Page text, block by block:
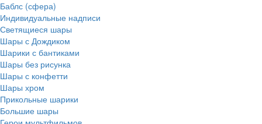
Баблс (сфера)
Индивидуальные надписи
Светящиеся шары
Шары с Дождиком
Шарики с бантиками
Шары без рисунка
Шары с конфетти
Шары хром
Прикольные шарики
Большие шары